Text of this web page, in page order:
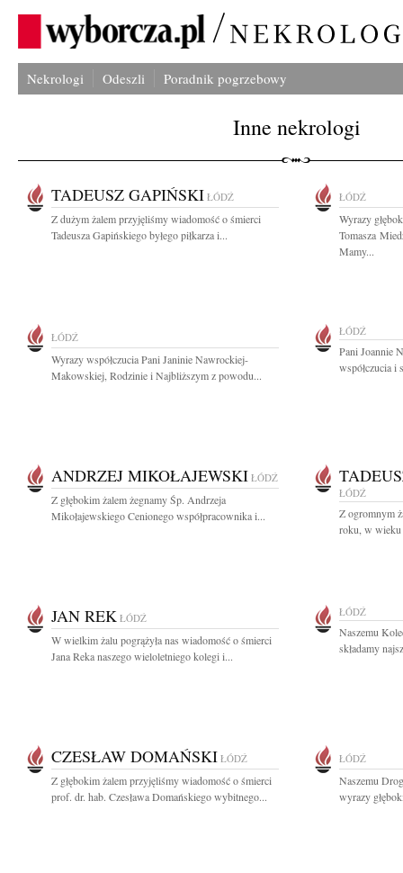
Nekrologi Odeszli Poradnik pogrzebowy
Inne nekrologi
TADEUSZ GAPIŃSKI ŁÓDŹ
Z dużym żalem przyjęliśmy wiadomość o śmierci
Tadeusza Gapińskiego byłego piłkarza i...
ŁÓDŹ
Wyrazy
Tomasza
Mamy...
ŁÓDŹ
Wyrazy współczucia Pani Janinie Nawrockiej-
Makowskiej, Rodzinie i Najbliższym z powodu...
ŁÓDŹ
Pani Joannie
współczucia i
ANDRZEJ MIKOŁAJEWSKI ŁÓDŹ
Z głębokim żalem żegnamy Śp. Andrzeja
Mikołajewskiego Cenionego współpracownika i...
ŁÓDŹ
Z ogromnym
roku, w wieku
JAN REK ŁÓDŹ
W wielkim żalu pogrążyła nas wiadomość o śmierci
Jana Reka naszego wieloletniego kolegi i...
ŁÓDŹ
Naszemu
składamy
CZESŁAW DOMAŃSKI ŁÓDŹ
Z głębokim żalem przyjęliśmy wiadomość o śmierci
prof. dr. hab. Czesława Domańskiego wybitnego...
ŁÓDŹ
Naszemu
wyrazy